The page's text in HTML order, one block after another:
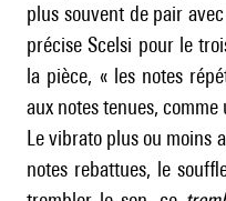
plus souvent de pair
précise Scelsi pour le
la pièce, « les notes
aux notes tenues,
Le vibrato plus ou moins
notes rebattues, le